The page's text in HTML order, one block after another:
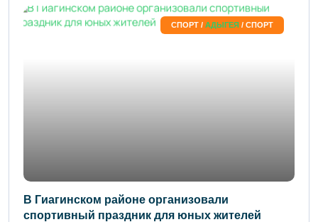
СПОРТ / АДЫГЕЯ / СПОРТ
В Гиагинском районе организовали
спортивный праздник для юных жителей